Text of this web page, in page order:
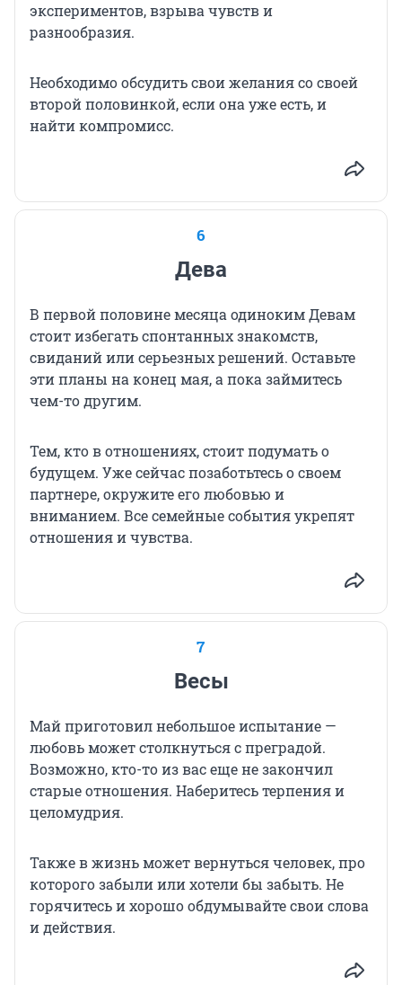
экспериментов, взрыва чувств и
разнообразия.
Необходимо обсудить свои желания со своей
второй половинкой, если она уже есть, и
найти компромисс.
6
Дева
В первой половине месяца одиноким Девам
стоит избегать спонтанных знакомств,
свиданий или серьезных решений. Оставьте
эти планы на конец мая, а пока займитесь
чем-то другим.
Тем, кто в отношениях, стоит подумать о
будущем. Уже сейчас позаботьтесь о своем
партнере, окружите его любовью и
вниманием. Все семейные события укрепят
отношения и чувства.
7
Весы
Май приготовил небольшое испытание —
любовь может столкнуться с преградой.
Возможно, кто-то из вас еще не закончил
старые отношения. Наберитесь терпения и
целомудрия.
Также в жизнь может вернуться человек, про
которого забыли или хотели бы забыть. Не
горячитесь и хорошо обдумывайте свои слова
и действия.